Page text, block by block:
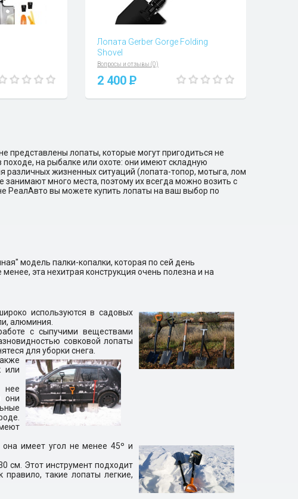
Лопата Gerber Gorge Folding
Shovel
Вопросы и отзывы (0)
2 400 P
представлены лопаты, которые могут пригодиться не
походе, на рыбалке или охоте: они имеют складную
различных жизненных ситуаций (лопата-топор, мотыга, лом
занимают много места, поэтому их всегда можно возить с
РеалАвто вы можете купить лопаты на ваш выбор по
модель палки-копалки, которая по сей день
эта нехитрая конструкция очень полезна и на
используются в садовых
алюминия.
с сыпучими веществами
совковой лопаты
для уборки снега.
или
нее
они
имеет угол не менее 45º и
см. Этот инструмент подходит
такие лопаты легкие,